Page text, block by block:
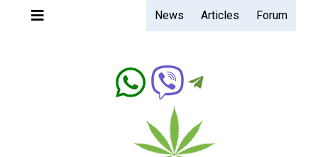
News Articles Forum
Ganjaseeds.band